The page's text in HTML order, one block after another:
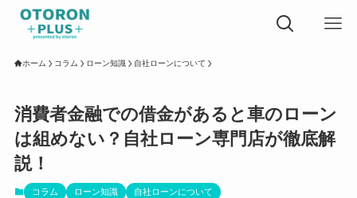
ホーム コラム ローン知識 自社ローンについて
消費者金融での借金があると車のローン
は組めない？自社ローン専門店が徹底解
説！
コラム ローン知識 自社ローンについて